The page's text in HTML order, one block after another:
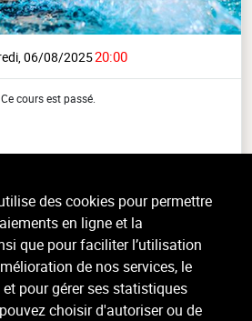
06/08/202520:00
Ce cours est passé.
que ludique et apaisant, ce cours collectif
sous l'eau, ni d'être un bon nageur ! Comme
est un cours de gym (...)
des cookies pour permettre
en ligne et la
que pour faciliter l’utilisation
de nos services, le
pour gérer ses statistiques
choisir d'autoriser ou de